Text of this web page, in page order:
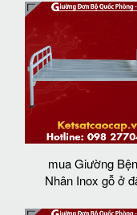
mua Giường
Nhân Inox gỗ ở